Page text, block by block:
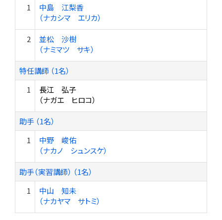
1
中島 江梨香
（ナカシマ エリカ）
2
並松 沙樹
（ナミマツ サキ）
特任講師 （1名）
1
長江 弘子
（ナガエ ヒロコ）
助手 （1名）
1
中野 峻佑
（ナカノ シュンスケ）
助手（実習講師） （1名）
1
中山 知未
（ナカヤマ サトミ）